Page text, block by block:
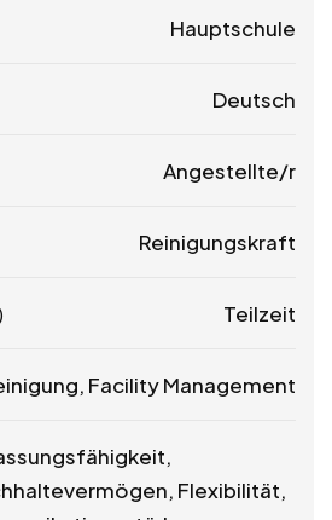
Hauptschule
Deutsch
Angestellte/r
Reinigungskraft
Teilzeit
Facility Management
Flexibilität,